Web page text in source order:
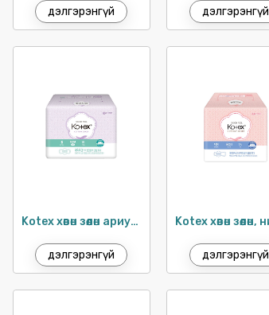
дэлгэрэнгүй дэлгэрэнгүй
Kotex хөвөн зөөлөн ариун цэврийн хэрэглэл 24см / 18ш
дэлгэрэнгүй дэлгэрэнгүй